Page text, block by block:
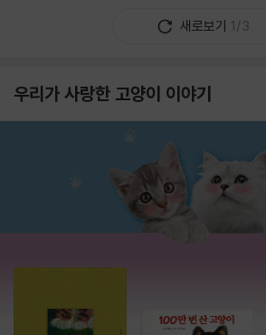
새로보기 1/3
우리가 사랑한 고양이 이야기